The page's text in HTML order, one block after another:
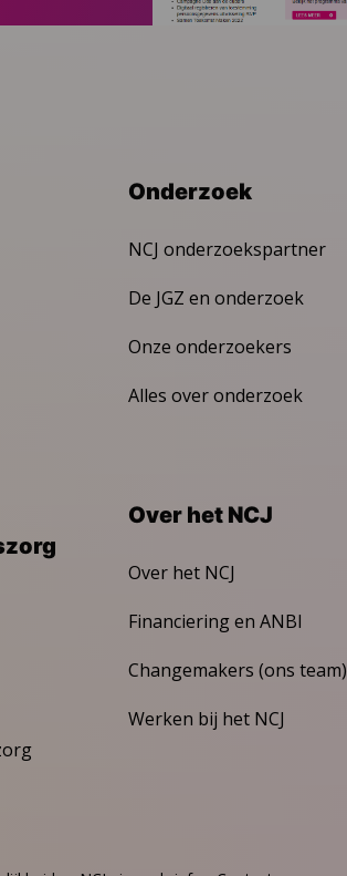
Onderzoek
NCJ onderzoekspartner
De JGZ en onderzoek
Onze onderzoekers
Alles over onderzoek
Over het NCJ
Over het NCJ
Financiering en ANBI
Changemakers (ons team)
Werken bij het NCJ